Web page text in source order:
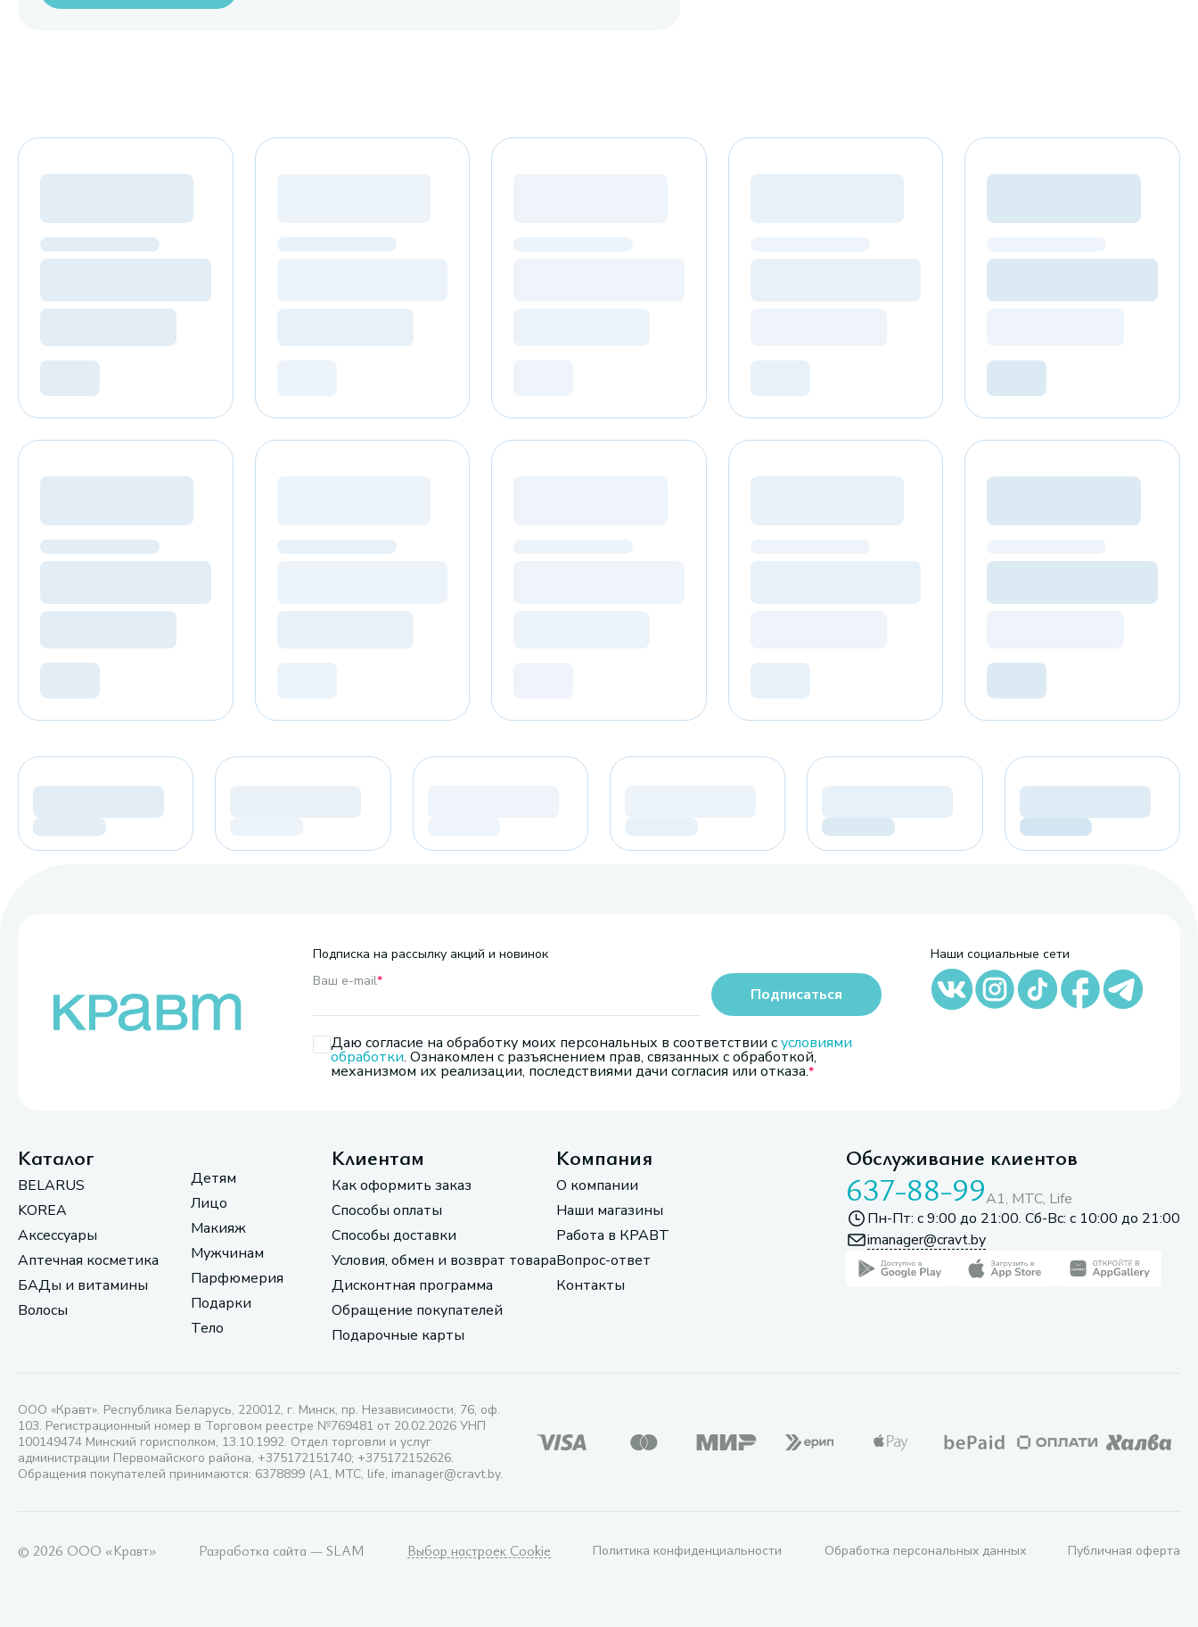
Подписка на рассылку акций и новинок
Ваш e-mail*
Даю согласие на обработку моих персональных в соответствии сусловиями
обработки. Ознакомлен с разъяснением прав, связанных с обработкой,
механизмом их реализации, последствиями дачи согласия или отказа.
Подписаться
Наши социальные сети
Каталог
BELARUS
KOREA
Аксессуары
Аптечная косметика
БАДы и витамины
Волосы
Детям
Лицо
Макияж
Мужчинам
Парфюмерия
Подарки
Тело
Клиентам
Как оформить заказ
Способы оплаты
Способы доставки
Условия, обмен и возврат товара
Дисконтная программа
Обращение покупателей
Подарочные карты
Компания
О компании
Наши магазины
Работа в КРАВТ
Вопрос-ответ
Контакты
Обслуживание клиентов
637-88-99A1, МТС, Life
Пн-Пт: с 9:00 до 21:00. Сб-Вс: с 10:00 до 21:00
imanager@cravt.by
ООО «Кравт». Республика Беларусь, 220012, г. Минск, пр. Независимости, 76, оф.
103. Регистрационный номер в Торговом реестре №769481 от 20.02.2026 УНП
100149474 Минский горисполком, 13.10.1992. Отдел торговли и услуг
администрации Первомайского района, +375172151740; +375172152626.
Обращения покупателей принимаются: 6378899 (А1, МТС, life, imanager@cravt.by.
© 2026 ООО «Кравт» Разработка сайта — SLAM Выбор настроек Cookie Политика конфиденциальности Обработка персональных данных Публичная оферта